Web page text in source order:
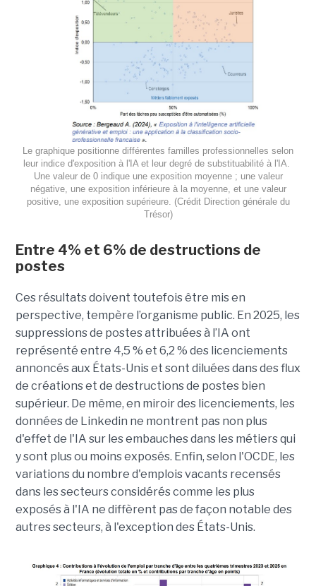
Le graphique positionne différentes familles professionnelles selon
leur indice d'exposition à l'IA et leur degré de substituabilité à l'IA.
Une valeur de 0 indique une exposition moyenne ; une valeur
négative, une exposition inférieure à la moyenne, et une valeur
positive, une exposition supérieure. (Crédit Direction générale du
Trésor)
Entre 4% et 6% de destructions de
postes
Ces résultats doivent toutefois être mis en
perspective, tempère l’organisme public. En 2025, les
suppressions de postes attribuées à l’IA ont
représenté entre 4,5 % et 6,2 % des licenciements
annoncés aux États-Unis et sont diluées dans des flux
de créations et de destructions de postes bien
supérieur. De même, en miroir des licenciements, les
données de Linkedin ne montrent pas non plus
d'effet de l'IA sur les embauches dans les métiers qui
y sont plus ou moins exposés. Enfin, selon l'OCDE, les
variations du nombre d'emplois vacants recensés
dans les secteurs considérés comme les plus
exposés à l'IA ne diffèrent pas de façon notable des
autres secteurs, à l'exception des États-Unis.